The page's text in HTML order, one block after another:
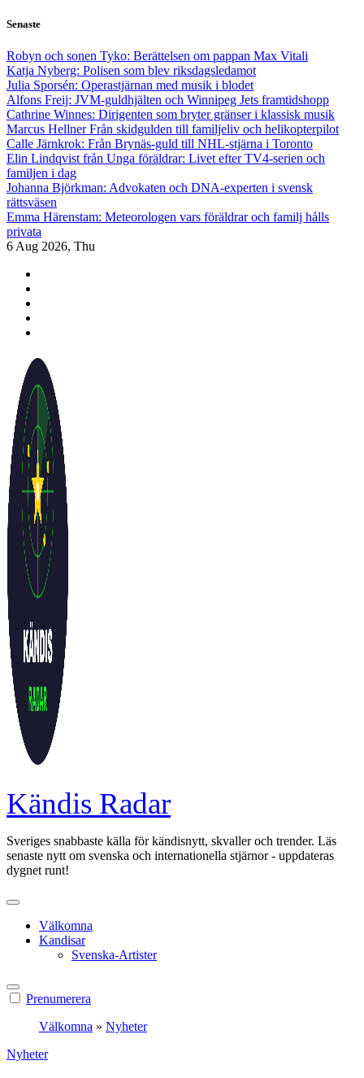
Skip
content
Senaste
Robyn och sonen Tyko: Berättelsen om pappan Max Vitali
Katja Nyberg: Polisen som blev riksdagsledamot
Julia Sporsén: Operastjärnan med musik i blodet
Alfons Freij: JVM-guldhjälten och Winnipeg Jets framtidshopp
Cathrine Winnes: Dirigenten som bryter gränser i klassisk musik
Marcus Hellner Från skidgulden till familjeliv och helikopterpilot
Calle Järnkrok: Från Brynäs-guld till NHL-stjärna i Toronto
Elin Lindqvist från Unga föräldrar: Livet efter TV4-serien och
familjen i dag
Johanna Björkman: Advokaten och DNA-experten i svensk
rättsväsen
Emma Härenstam: Meteorologen vars föräldrar och familj hålls
privata
6 Aug 2026, Thu
Kändis Radar
Sveriges snabbaste källa för kändisnytt, skvaller och trender. Läs
senaste nytt om svenska och internationella stjärnor - uppdateras
dygnet runt!
Välkomna
Kandisar
Svenska-Artister
Prenumerera
Välkomna » Nyheter
Nyheter